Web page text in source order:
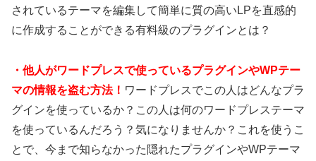
されているテーマを編集して簡単に質の高いLPを直感的
に作成することができる有料級のプラグインとは？
・ 他人がワードプレスで使っているプラグインやWPテー
マの情報を盗む方法！ ワードプレスでこの人はどんなプラ
グインを使っているか？この人は何のワードプレステーマ
を使っているんだろう？気になりませんか？これを使うこ
とで、今まで知らなかった隠れたプラグインやWPテーマ